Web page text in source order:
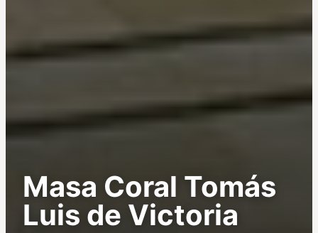
Masa Coral Tomás
Luis de Victoria